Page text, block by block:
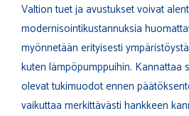
Valtion tuet ja avustukset voivat
modernisointikustannuksia
myönnetään erityisesti
kuten lämpöpumppuihin. Kannattaa
olevat tukimuodot ennen
vaikuttaa merkittävästi hankkeen